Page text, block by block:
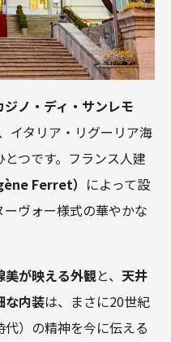
ジノ・ディ・サンレモ
イタリア・リグーリア海
つです。フランス人建
Ferret） によって設
ヴォー様式の華やかな
美が映える外観と、 天井
な内装は、まさに20世紀
）の精神を今に伝える